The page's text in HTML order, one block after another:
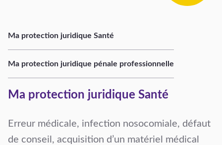
Ma protection juridique Santé
Ma protection juridique pénale professionnelle
Ma protection juridique Santé
Erreur médicale, infection nosocomiale, défaut
de conseil, acquisition d’un matériel médical